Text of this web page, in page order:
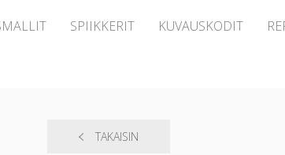
SPIIKKERIT KUVAUSKODIT
TAKAISIN